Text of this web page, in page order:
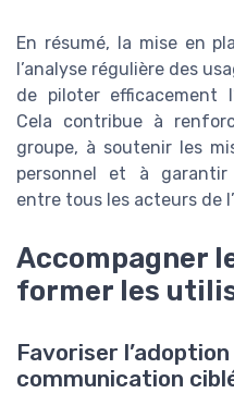
En résumé, la mise en
l’analyse régulière des
de piloter efficacement
Cela contribue à
groupe, à soutenir les
personnel et à
entre tous les acteurs de
Accompagner
former les
Favoriser
communication